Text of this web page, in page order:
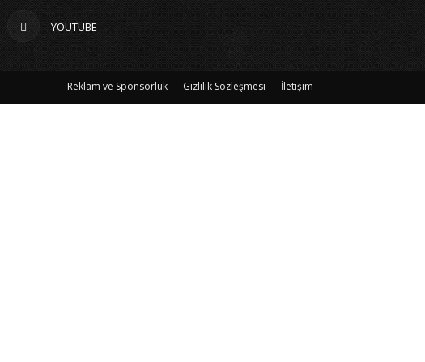
YOUTUBE
Reklam ve Sponsorluk Gizlilik Sözleşmesi İletişim